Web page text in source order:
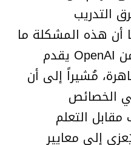
التدريب
أن هذه المشكلة ما
زالت قائمة. بحث جديد من OpenAI يقدم
مُشيراً إلى أن
الخصائص
مقابل التعلم
إلى معايير